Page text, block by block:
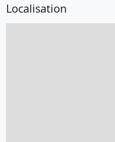
Localisation